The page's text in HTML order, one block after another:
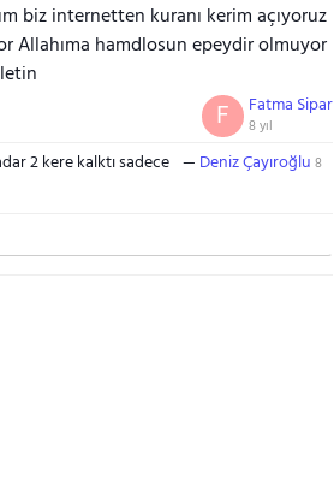
biz internetten kuranı kerim açıyoruz
Allahıma hamdlosun epeydir olmuyor
Fatma Sipar
8 yıl
F
2 kere kalktı sadece Deniz Çayıroğlu 8